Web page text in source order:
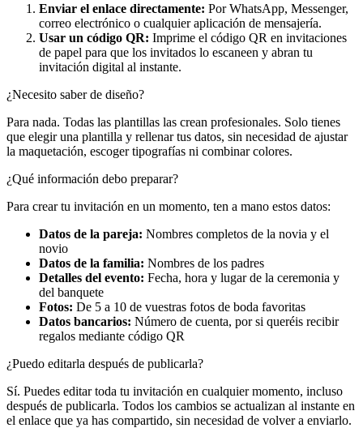
Enviar el enlace directamente: Por WhatsApp, Messenger,
correo electrónico o cualquier aplicación de mensajería.
Usar un código QR: Imprime el código QR en invitaciones
de papel para que los invitados lo escaneen y abran tu
invitación digital al instante.
¿Necesito saber de diseño?
Para nada. Todas las plantillas las crean profesionales. Solo tienes
que elegir una plantilla y rellenar tus datos, sin necesidad de ajustar
la maquetación, escoger tipografías ni combinar colores.
¿Qué información debo preparar?
Para crear tu invitación en un momento, ten a mano estos datos:
Datos de la pareja: Nombres completos de la novia y el
novio
Datos de la familia: Nombres de los padres
Detalles del evento: Fecha, hora y lugar de la ceremonia y
del banquete
Fotos: De 5 a 10 de vuestras fotos de boda favoritas
Datos bancarios: Número de cuenta, por si queréis recibir
regalos mediante código QR
¿Puedo editarla después de publicarla?
Sí. Puedes editar toda tu invitación en cualquier momento, incluso
después de publicarla. Todos los cambios se actualizan al instante en
el enlace que ya has compartido, sin necesidad de volver a enviarlo.